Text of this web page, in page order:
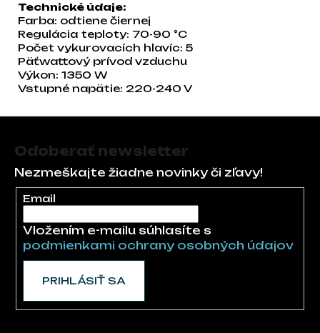
Technické údaje:
Farba: odtiene čiernej
Regulácia teploty: 70-90 °C
Počet vykurovacích hlavíc: 5
Päťwattový prívod vzduchu
Výkon: 1350 W
Vstupné napätie: 220-240 V
Odoberať newsletter
Nezmeškajte žiadne novinky či zľavy!
Email
Vložením e-mailu súhlasíte s
podmienkami ochrany osobných údajov
PRIHLÁSIŤ SA